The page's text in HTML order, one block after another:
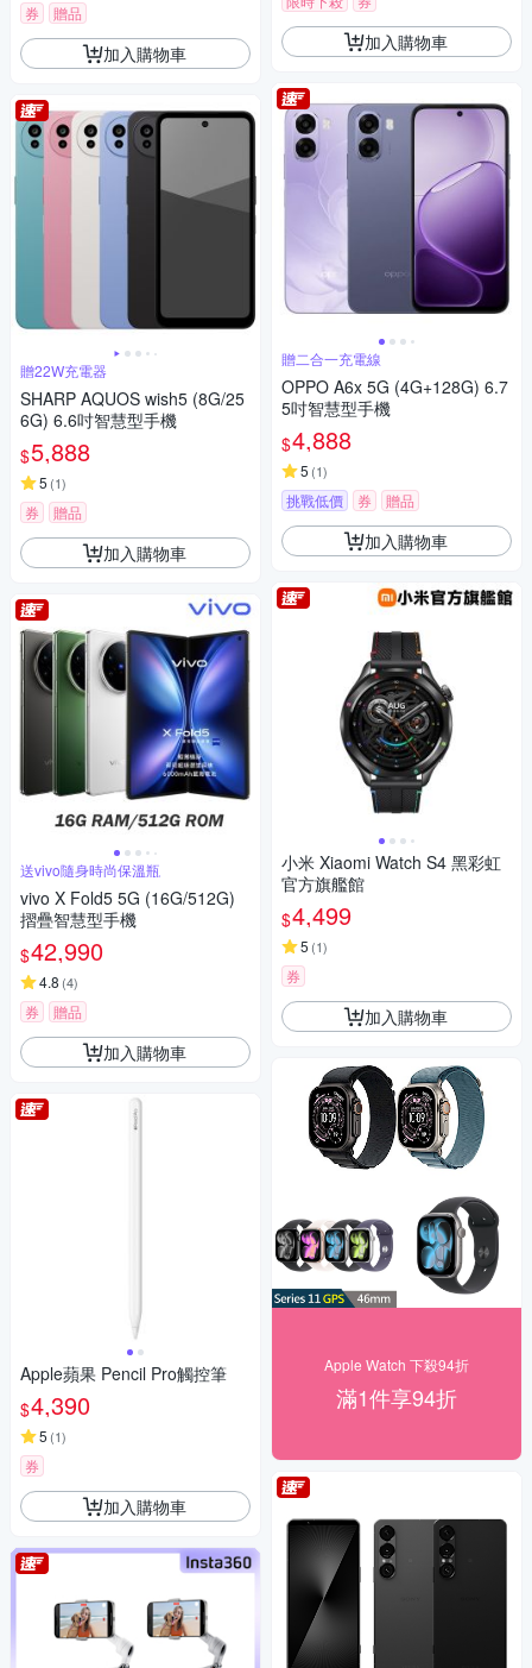
券 贈品
加入購物車
贈22W充電器
SHARP AQUOS wish5 (8G/25
6G) 6.6吋智慧型手機
$5,888
5 (1)
券 贈品
加入購物車
送vivo隨身時尚保溫瓶
vivo X Fold5 5G (16G/512G)
摺疊智慧型手機
$42,990
4.8 (4)
券 贈品
加入購物車
Apple蘋果 Pencil Pro觸控筆
$4,390
5 (1)
券
加入購物車
加入購物車
贈二合一充電線
OPPO A6x 5G (4G+128G) 6.7
5吋智慧型手機
$4,888
5 (1)
挑戰低價 券 贈品
加入購物車
小米 Xiaomi Watch S4 黑彩虹
官方旗艦館
$4,499
5 (1)
券
加入購物車
Apple Watch 下殺94折
滿1件享94折